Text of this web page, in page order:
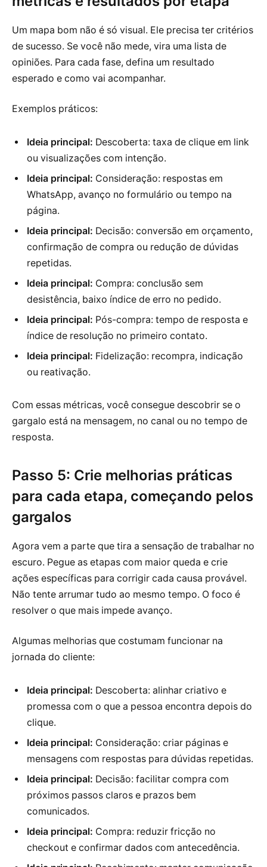
Um mapa bom não é só visual. Ele precisa ter critérios
de sucesso. Se você não mede, vira uma lista de
opiniões. Para cada fase, defina um resultado
esperado e como vai acompanhar.
Exemplos práticos:
Ideia principal: Descoberta: taxa de clique em link
ou visualizações com intenção.
Ideia principal: Consideração: respostas em
WhatsApp, avanço no formulário ou tempo na
página.
Ideia principal: Decisão: conversão em orçamento,
confirmação de compra ou redução de dúvidas
repetidas.
Ideia principal: Compra: conclusão sem
desistência, baixo índice de erro no pedido.
Ideia principal: Pós-compra: tempo de resposta e
índice de resolução no primeiro contato.
Ideia principal: Fidelização: recompra, indicação
ou reativação.
Com essas métricas, você consegue descobrir se o
gargalo está na mensagem, no canal ou no tempo de
resposta.
Passo 5: Crie melhorias práticas
para cada etapa, começando pelos
gargalos
Agora vem a parte que tira a sensação de trabalhar no
escuro. Pegue as etapas com maior queda e crie
ações específicas para corrigir cada causa provável.
Não tente arrumar tudo ao mesmo tempo. O foco é
resolver o que mais impede avanço.
Algumas melhorias que costumam funcionar na
jornada do cliente:
Ideia principal: Descoberta: alinhar criativo e
promessa com o que a pessoa encontra depois do
clique.
Ideia principal: Consideração: criar páginas e
mensagens com respostas para dúvidas repetidas.
Ideia principal: Decisão: facilitar compra com
próximos passos claros e prazos bem
comunicados.
Ideia principal: Compra: reduzir fricção no
checkout e confirmar dados com antecedência.